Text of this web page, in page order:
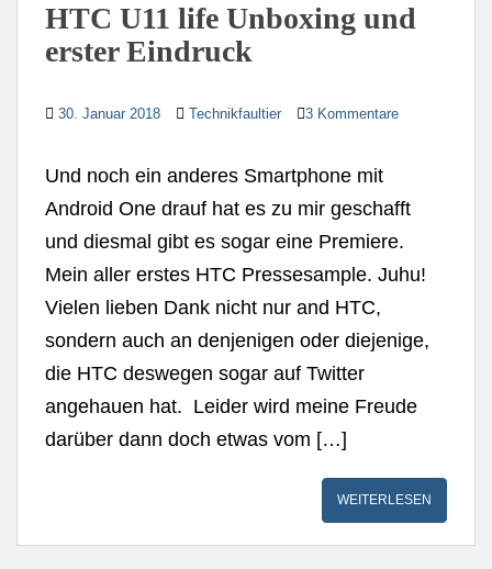
HTC U11 life Unboxing und
erster Eindruck
30. Januar 2018 Technikfaultier 3 Kommentare
Und noch ein anderes Smartphone mit
Android One drauf hat es zu mir geschafft
und diesmal gibt es sogar eine Premiere.
Mein aller erstes HTC Pressesample. Juhu!
Vielen lieben Dank nicht nur and HTC,
sondern auch an denjenigen oder diejenige,
die HTC deswegen sogar auf Twitter
angehauen hat. Leider wird meine Freude
darüber dann doch etwas vom […]
WEITERLESEN